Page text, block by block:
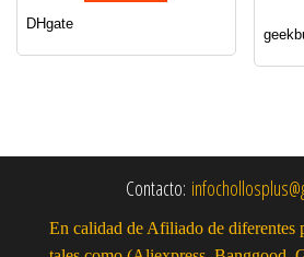
DHgate
Contacto:
En calidad de Afiliado de diferentes